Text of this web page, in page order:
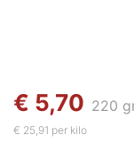
€ 5,70 220
€ 25,91 per kilo